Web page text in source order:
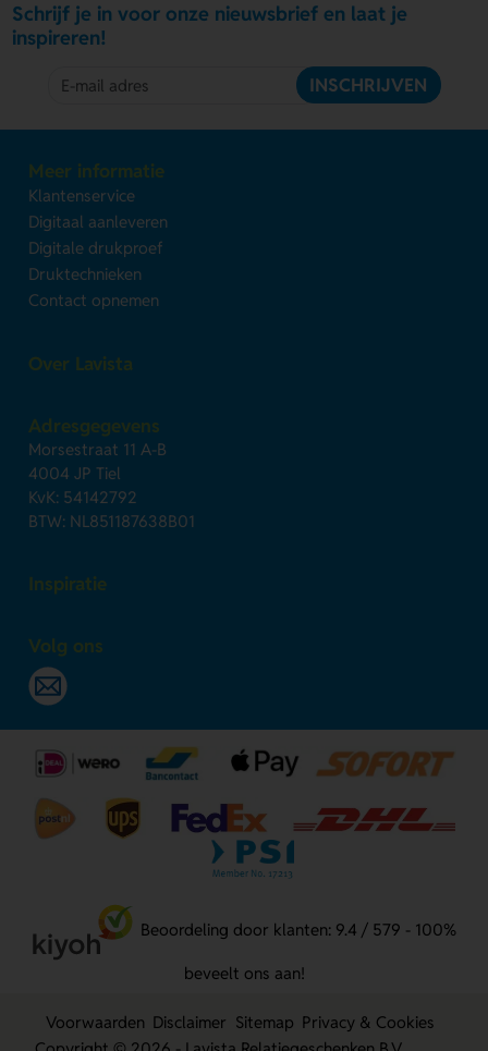
Schrijf je in voor onze nieuwsbrief en laat je
inspireren!
INSCHRIJVEN
Meer informatie
Klantenservice
Digitaal aanleveren
Digitale drukproef
Druktechnieken
Contact opnemen
Over Lavista
Adresgegevens
Morsestraat 11 A-B
4004 JP Tiel
KvK: 54142792
BTW: NL851187638B01
Inspiratie
Volg ons
Beoordeling door klanten: 9.4 / 579 - 100%
beveelt ons aan!
Voorwaarden Disclaimer Sitemap Privacy & Cookies